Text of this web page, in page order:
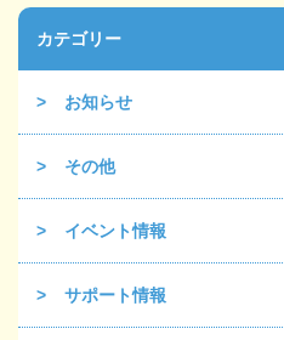
カテゴリー
お知らせ
その他
イベント情報
サポート情報